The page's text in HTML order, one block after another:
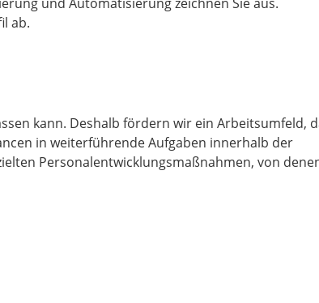
ab.
kann. Deshalb fördern wir ein Arbeitsumfeld,
in weiterführende Aufgaben innerhalb der
Personalentwicklungsmaßnahmen, von